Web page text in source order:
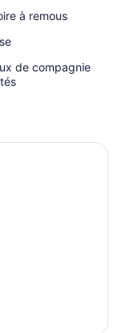
à remous
de compagnie